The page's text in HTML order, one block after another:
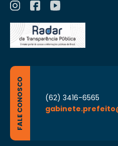
FALE CONOSCO
(62) 3416-6565